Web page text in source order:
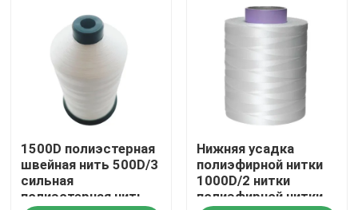
Домой
1500D полиэстерная
швейная нить 500D/3
сильная
полиэстерная нить
Нижняя усадка
полиэфирной нитки
1000D/2 нитки
полиэфирной нитки